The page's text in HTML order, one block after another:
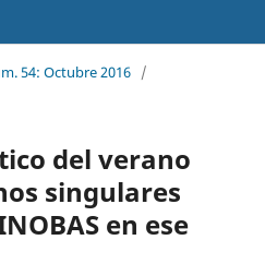
54: Octubre 2016 /
del verano
singulares
en ese